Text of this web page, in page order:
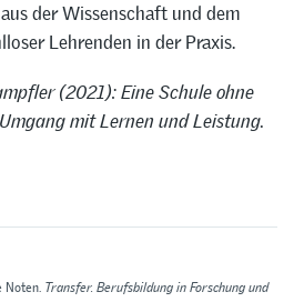
der Wissenschaft und dem
Lehrenden in der Praxis.
(2021): Eine Schule ohne
mit Lernen und Leistung.
Noten. Transfer. Berufsbildung in Forschung und